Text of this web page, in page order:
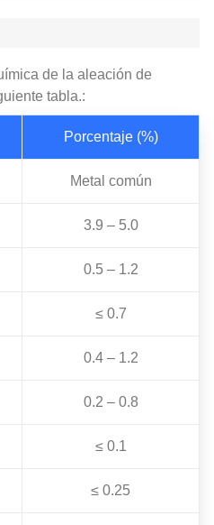
de la aleación de
tabla.:
Porcentaje (%)
Metal común
3.9 – 5.0
0.5 – 1.2
≤ 0.7
0.4 – 1.2
0.2 – 0.8
≤ 0.1
≤ 0.25